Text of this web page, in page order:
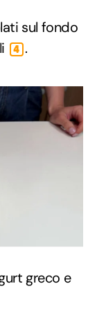
sul fondo
4 .
greco e